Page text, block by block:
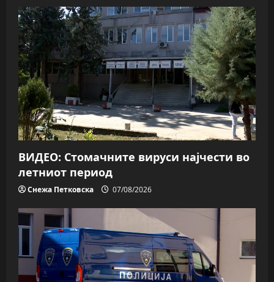
ВИДЕО: Стомачните вируси најчести во
летниот период
Снежа Петковска 07/08/2026